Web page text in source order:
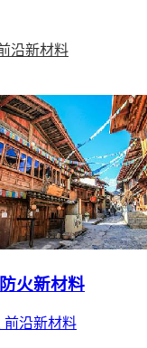
沿新材料
火新材料
前沿新材料